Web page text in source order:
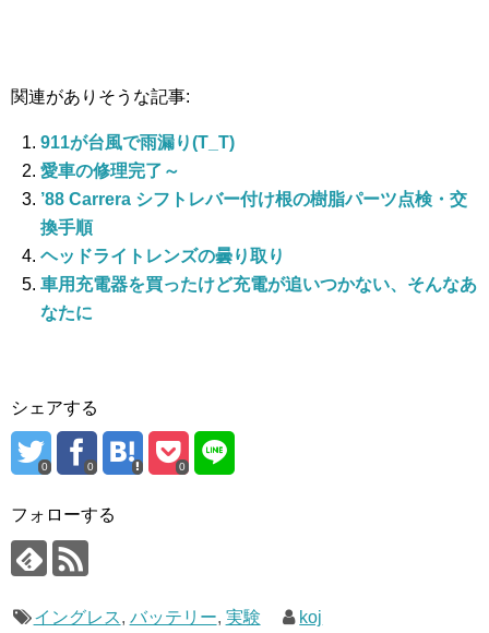
関連がありそうな記事:
911が台風で雨漏り(T_T)
愛車の修理完了～
’88 Carrera シフトレバー付け根の樹脂パーツ点検・交
換手順
ヘッドライトレンズの曇り取り
車用充電器を買ったけど充電が追いつかない、そんなあ
なたに
シェアする
0 0 0
フォローする
イングレス, バッテリー, 実験 koj